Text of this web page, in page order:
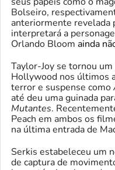
Bolseiro,
anteriormente revelada
interpretará a
Orlando Bloom ainda
Taylor-Joy se tornou
Hollywood nos últimos
terror e suspense como
até deu uma guinada
Mutantes.
Peach em ambos os
na última entrada de
Serkis estabeleceu um
de captura de